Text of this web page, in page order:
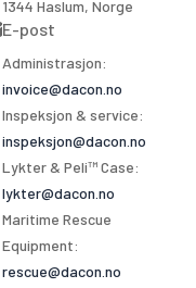
f
1344 Haslum, Norge
E-post
Administrasjon:
invoice@dacon.no
Inspeksjon & service:
inspeksjon@dacon.no
Lykter & Peli™ Case:
lykter@dacon.no
Maritime Rescue
Equipment:
rescue@dacon.no